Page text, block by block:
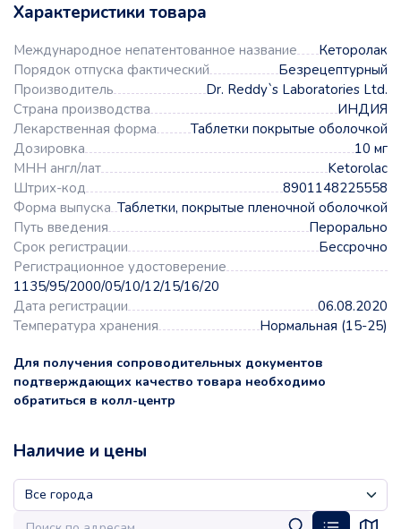
Характеристики товара
Международное непатентованное название
Кеторолак
Порядок отпуска фактический
Безрецептурный
Производитель
Dr. Reddy`s Laboratories Ltd.
Страна производства
ИНДИЯ
Лекарственная форма
Таблетки покрытые оболочкой
Дозировка
10 мг
МНН англ/лат
Ketorolac
Штрих-код
8901148225558
Форма выпуска Таблетки, покрытые пленочной оболочкой
Путь введения
Перорально
Срок регистрации
Бессрочно
Регистрационное удостоверение
1135/95/2000/05/10/12/15/16/20
Дата регистрации
06.08.2020
Температура хранения
Нормальная (15-25)
Для получения сопроводительных документов
подтверждающих качество товара необходимо
обратиться в колл-центр
Наличие и цены